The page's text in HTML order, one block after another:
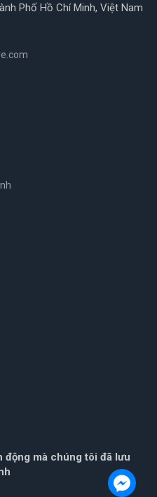
Phố Hồ Chí Minh, Việt Nam
động mà chúng tôi đã lưu